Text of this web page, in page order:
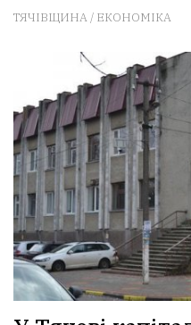
ТЯЧІВЩИНА/ ЕКОНОМІКА